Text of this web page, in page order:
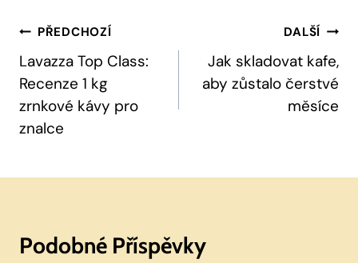
Navigace
Pro
Příspěvek
PŘEDCHOZÍ
Lavazza Top Class:
Recenze 1 kg
zrnkové kávy pro
znalce
DALŠÍ
Jak skladovat kafe,
aby zůstalo čerstvé
měsíce
Podobné Příspěvky